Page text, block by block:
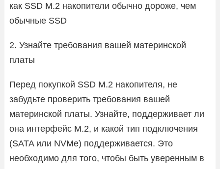
как SSD M.2 накопители обычно дороже, чем
обычные SSD
2. Узнайте требования вашей материнской
платы
Перед покупкой SSD M.2 накопителя, не
забудьте проверить требования вашей
материнской платы. Узнайте, поддерживает ли
она интерфейс M.2, и какой тип подключения
(SATA или NVMe) поддерживается. Это
необходимо для того, чтобы быть уверенным в